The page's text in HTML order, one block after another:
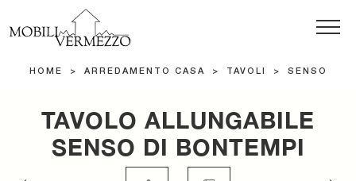
HOME > ARREDAMENTO CASA > TAVOLI > SENSO
TAVOLO ALLUNGABILE
SENSO DI BONTEMPI